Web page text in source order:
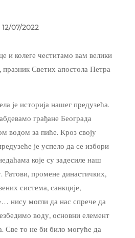
12/07/2022
и колеге честитамо вам велики
Светих апостола Петра
је историја нашег предузећа.
грађане Београда
водом за пиће. Кроз своју
је успело да се избори
које су задесиле наш
промене династичких,
система, санкције,
нису могли да нас спрече да
воду, основни елемент
Све то не би било могуће да